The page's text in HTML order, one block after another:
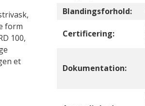
form
100,
et
Blandingsforhold:
Certificering:
Dokumentation: